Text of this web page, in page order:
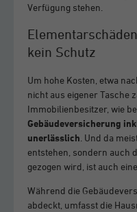
Verfügung stehen.
kein Schutz
Um hohe Kosten, etwa
nicht aus eigener Tasche
Immobilienbesitzer, wie
Gebäudeversicherung
unerlässlich . Und da
entstehen, sondern auch
gezogen wird, ist auch eine
Während die
abdeckt, umfasst die